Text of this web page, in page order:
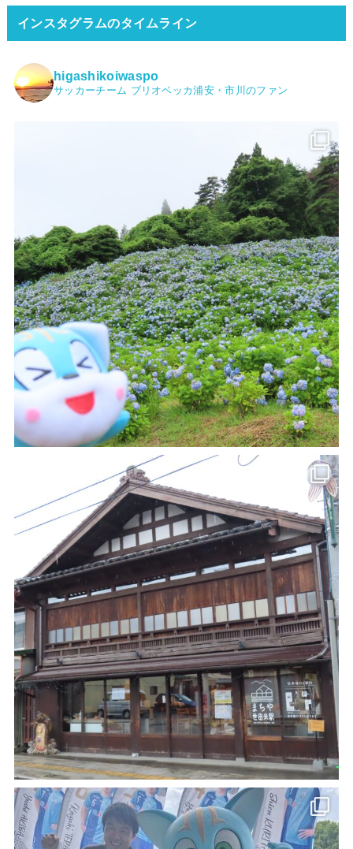
インスタグラムのタイムライン
higashikoiwaspo
サッカーチーム ブリオベッカ浦安・市川のファン